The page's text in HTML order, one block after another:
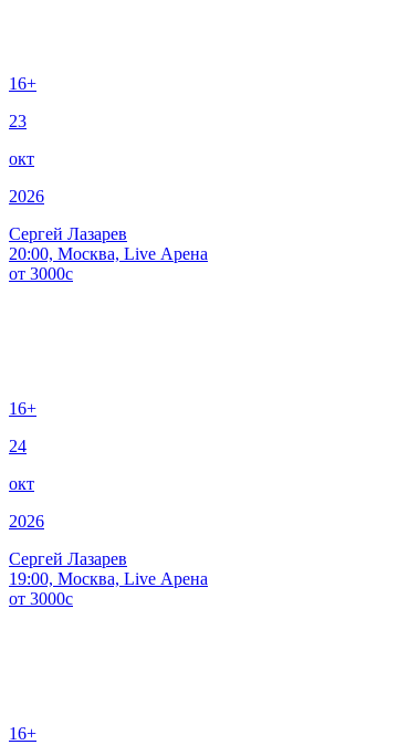
16+
23
окт
2026
Сергей Лазарев
20:00, Москва, Live Арена
от 3000c
16+
24
окт
2026
Сергей Лазарев
19:00, Москва, Live Арена
от 3000c
16+